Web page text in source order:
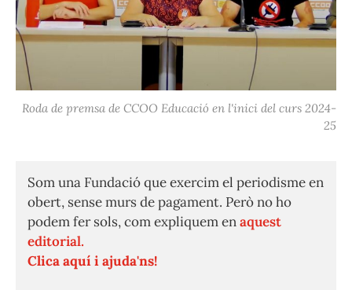
Roda de premsa de CCOO Educació en l'inici del curs 2024-
25
Som una Fundació que exercim el periodisme en
obert, sense murs de pagament. Però no ho
podem fer sols, com expliquem enaquest
editorial.
Clica aquí i ajuda'ns!